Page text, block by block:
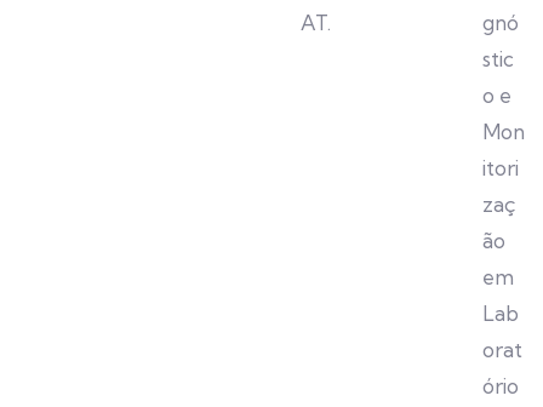
AT.
gnó
stic
o e
Mon
itori
zaç
ão
em
Lab
orat
ório